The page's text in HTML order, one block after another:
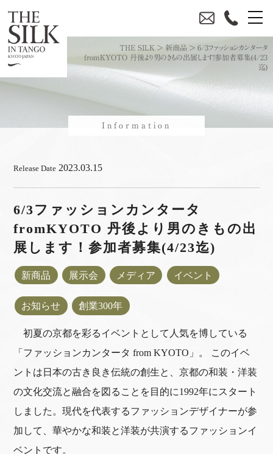
THE SILK > 新商品 >6/3ファッションカンタータ
fromKYOTO 丹後より男のきもの出展します！参加者募集(4/23
迄)
Information
Release Date 2023.03.15
6/3ファッションカンタータ
fromKYOTO 丹後より男のきもの出
展します！参加者募集(4/23迄)
新商品 展示会 メディア イベント
お知らせ 創業300年
初夏の京都を彩るイベントとして人気を博している
「ファッションカンタータ from KYOTO」。 このイベ
ントは日本の古き良き伝統の創生と、京都の和装・洋装
の文化交流と融合を図ることを目的に1992年にスタート
しました。現代を代表するファッションデザイナーが参
加して、華やかな和装と洋装が共演するファッションイ
ベントです。